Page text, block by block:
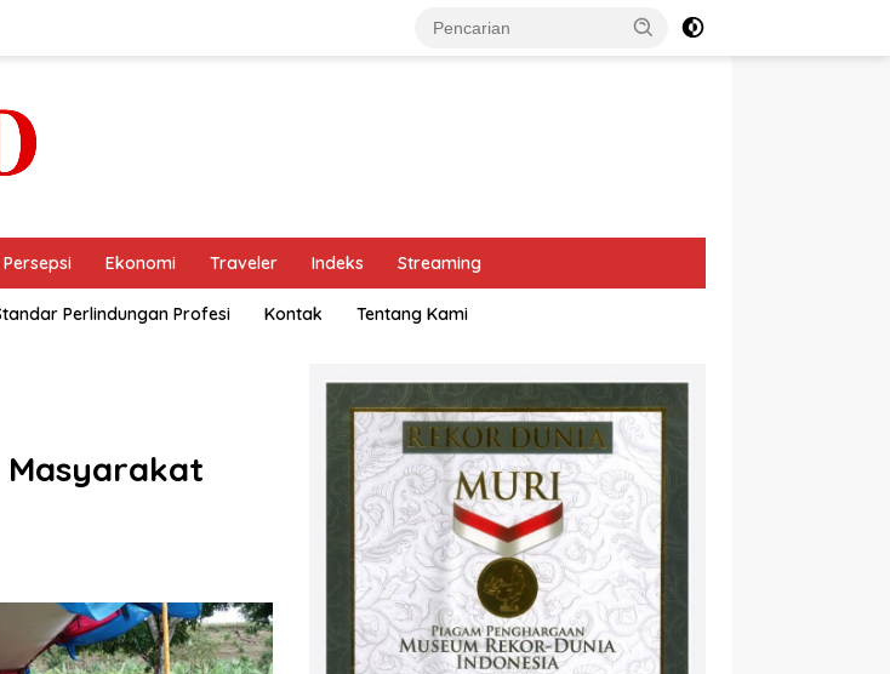
Persepsi Ekonomi Traveler Indeks Streaming
Perlindungan Profesi Kontak Tentang Kami